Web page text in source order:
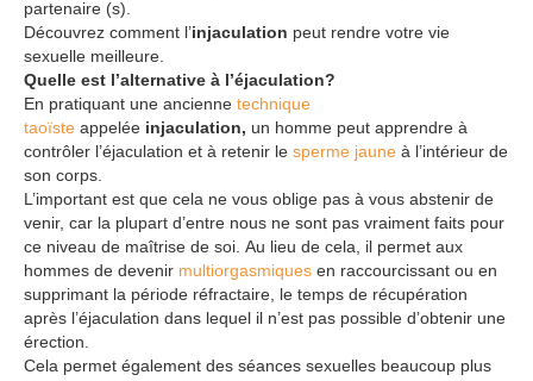
partenaire (s).
Découvrez comment l’injaculation peut rendre votre vie
sexuelle meilleure.
Quelle est l’alternative à l’éjaculation?
En pratiquant une ancienne technique
taoïste appelée injaculation, un homme peut apprendre à
contrôler l’éjaculation et à retenir le sperme jaune à l’intérieur de
son corps.
L’important est que cela ne vous oblige pas à vous abstenir de
venir, car la plupart d’entre nous ne sont pas vraiment faits pour
ce niveau de maîtrise de soi. Au lieu de cela, il permet aux
hommes de devenir multiorgasmiques en raccourcissant ou en
supprimant la période réfractaire, le temps de récupération
après l’éjaculation dans lequel il n’est pas possible d’obtenir une
érection.
Cela permet également des séances sexuelles beaucoup plus